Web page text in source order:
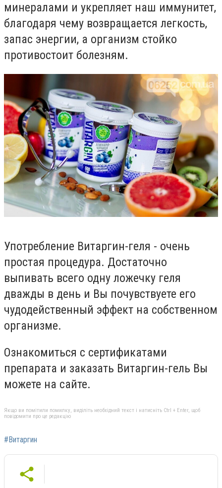
минералами и укрепляет наш иммунитет,
благодаря чему возвращается легкость,
запас энергии, а организм стойко
противостоит болезням.
Употребление Витаргин-геля - очень
простая процедура. Достаточно
выпивать всего одну ложечку геля
дважды в день и Вы почувствуете его
чудодейственный эффект на собственном
организме.
Ознакомиться с сертификатами
препарата и заказать Витаргин-гель Вы
можете на сайте.
Якщо ви помітили помилку, виділіть необхідний текст і натисніть Ctrl + Enter, щоб
повідомити про це редакцію
#Витаргин